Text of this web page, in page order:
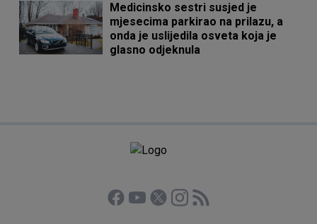
Medicinsko sestri susjed je
mjesecima parkirao na prilazu, a
onda je uslijedila osveta koja je
glasno odjeknula